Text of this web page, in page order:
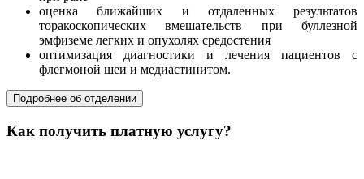
оценка ближайших и отдаленных результатов
торакоскопических вмешательств при буллезной
эмфиземе легких и опухолях средостения
оптимизация диагностики и лечения пациентов с
флегмоной шеи и медиастинитом.
Подробнее об отделении
Как получить платную услугу?